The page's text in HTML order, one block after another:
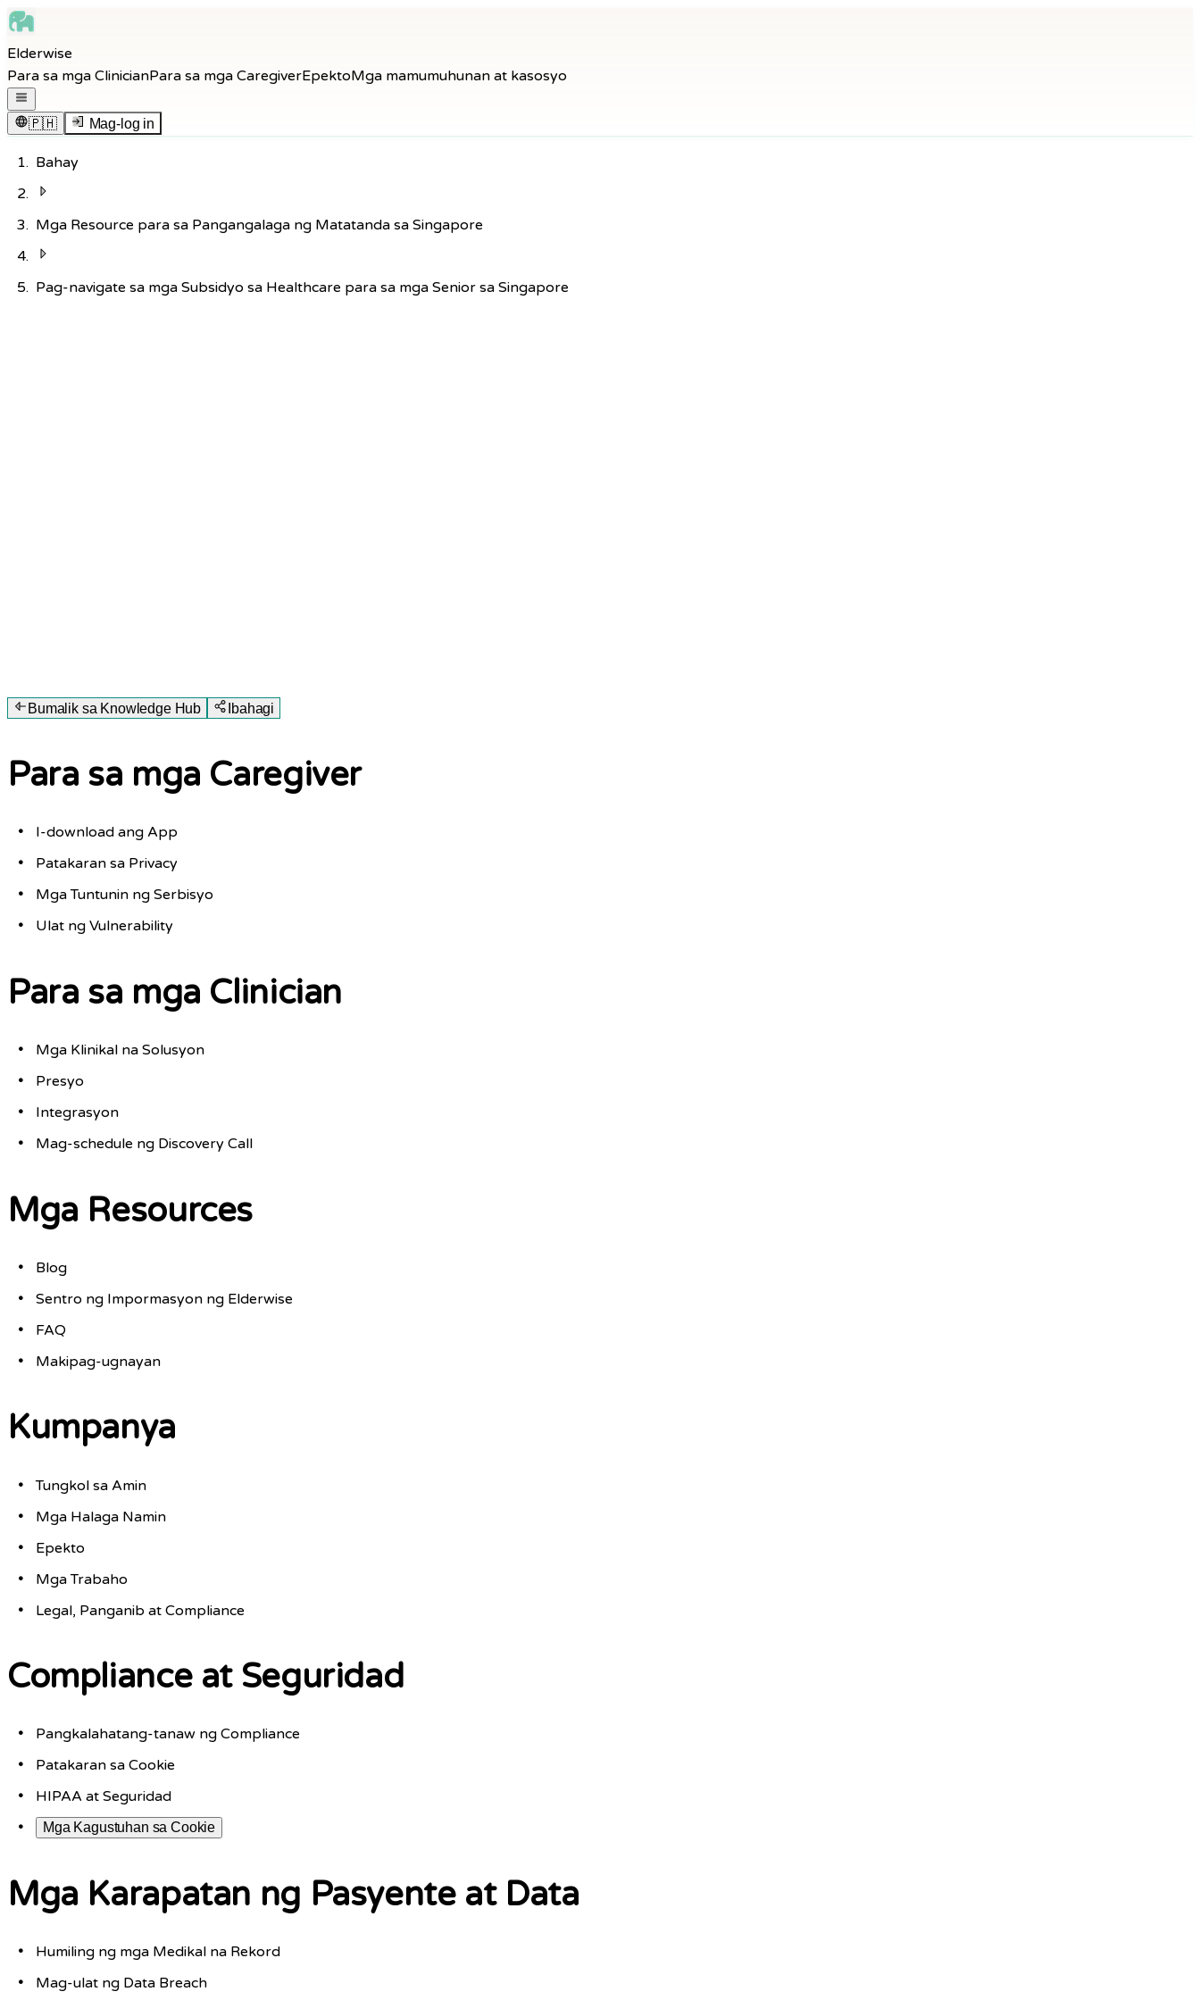
Skip to navigation
Skip to footer
Elderwise
Para sa mga ClinicianPara sa mga CaregiverEpektoMga mamumuhunan at kasosyo
🇵🇭
Mag-log in
Bahay
Mga Resource para sa Pangangalaga ng Matatanda sa Singapore
Pag-navigate sa mga Subsidyo sa Healthcare para sa mga Senior sa Singapore
Bumalik sa Knowledge Hub Ibahagi
Para sa mga Caregiver
I-download ang App
Patakaran sa Privacy
Mga Tuntunin ng Serbisyo
Ulat ng Vulnerability
Para sa mga Clinician
Mga Klinikal na Solusyon
Presyo
Integrasyon
Mag-schedule ng Discovery Call
Mga Resources
Blog
Sentro ng Impormasyon ng Elderwise
FAQ
Makipag-ugnayan
Kumpanya
Tungkol sa Amin
Mga Halaga Namin
Epekto
Mga Trabaho
Legal, Panganib at Compliance
Compliance at Seguridad
Pangkalahatang-tanaw ng Compliance
Patakaran sa Cookie
HIPAA at Seguridad
Mga Kagustuhan sa Cookie
Mga Karapatan ng Pasyente at Data
Humiling ng mga Medikal na Rekord
Mag-ulat ng Data Breach